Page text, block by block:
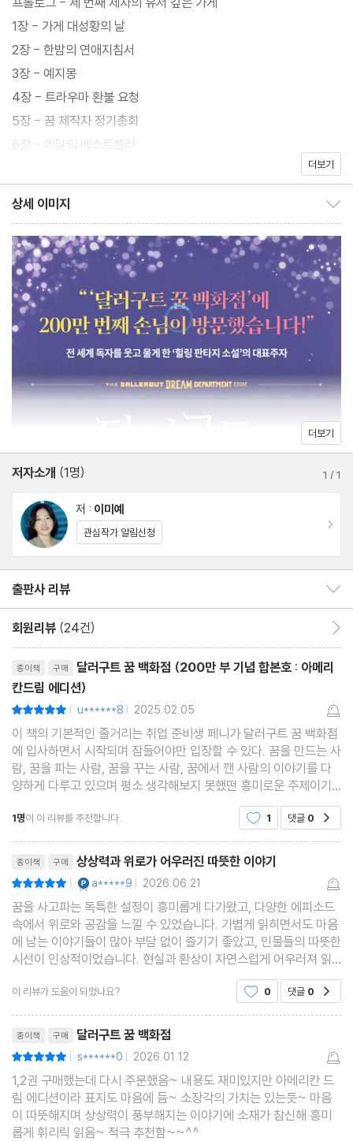
“‘달러구트 꿈 백화점’에 200만 번째 손님이 방문했습니다!”
전 세계 독자를 웃고 울게 한 ‘힐링 판타지 소설’의 대표주자
《달러구트 꿈 백화점》만의 특별한 크리스마스 선물
초대형 베스트셀러 《달러구트 꿈 백화점》이 전 세계 누적 판매 부수
200만부 돌파를 기념해 ‘아메리칸드림 에디션’ 특별 합본호를 출간
했다. 소설 속 꿈 백화점을 그대로 옮겨놓은 듯 섬세하고 아름다운
일러스트로 새롭게 태어난 이번 특별판은 크리스마스 선물 상자처
럼 책 표지를 비롯하여 책머리, 책배, 책꼬리까지 전체 면이 아름답
오른 영어판 《The Dallergut Dream Department Store》의 표
지와 릿조이(LitJoy) 특별판의 일러스트를 활용한 것으로, ‘아메리
칸드림 에디션’은 이런 중의적인 표현을 담아낸 이름이다. 여기에 더
해 이미예 작가가 독자들을 향한 감사의 마음을 담아 쓴 친필 편지도
수록되었다.
《달러구트 꿈 백화점》은 국내 독자들의 큰 사랑을 받은 데 그치지
않고 영국, 미국, 이탈리아, 스페인, 일본, 중국, 브라질 등 세계 곳곳
22개국에서 번역 출판되어 다양한 독자들과 만나고 있다. 미국에서
는 출간 즉시 소설 분야 ‘이달의 책’, ‘내셔널 베스트셀러’ 등에 오르
‘포일스’에서 올해의 책을 석권했다. 꿈이라는 흥미로운 소재를 따뜻
하고 재미있게 풀어낸 이야기가 언어와 국경의 장벽을 허물고 오롯
지치고 힘든 일상에 포근한 이불처럼 따뜻한 위로를 만나고 싶다면,
사랑하는 사람에게 제대로 된 힐링을 선사하고 싶다면, 최단기 100
등 대한민국 출판계에 ‘힐링 판타지 신드롬’을 일으키며 여전히 뜨거
운 인기를 이어가고 있는 《달러구트 꿈 백화점》를 특별 한정판으로
만날 수 있는 기회를 놓치지 말자.
1장 - 가게 대성황의 날
2장 - 한밤의 연애지침서
3장 - 예지몽
4장 - 트라우마 환불 요청
5장 - 꿈 제작자 정기총회
6장 - 이달의 베스트셀러
9장 - 익명의 손님께서 당신에게 보낸 꿈
에필로그 1 - 비고 마이어스의 면접
에필로그 2 - 스피도의 완벽한 하루
10장 - 페니의 첫 번째 연봉협상
11장 - 민원관리국
12장 - 와와 슬립랜드와 꿈 일기를 쓰는 남자
13장 - 오트라만이 만들 수 있는 꿈
14장 - 테스트 센터의 촉각 코너
15장 - 비수기의 산타클로스
17장 - 녹틸루카 세탁소
18장 - 초대형 파자마 파티
에필로그 3 - 올해의 꿈 시상식
에필로그 4 - 막심과 드림캐처
더보기
상세 이미지
더보기
저자소개 (1명) 1 /1
저 : 이미예
관심작가 알림신청
출판사 리뷰
회원리뷰 (24건)
종이책 구매
달러구트 꿈 백화점 (200만 부 기념 합본호 : 아메리
칸드림 에디션)
| u******8 | 2025.02.05
이 책의 기본적인 줄거리는 취업 준비생 페니가 달러구트 꿈 백화점
에 입사하면서 시작되며 잠들어야만 입장할 수 있다. 꿈을 만드는 사
람, 꿈을 파는 사람, 꿈을 꾸는 사람, 꿈에서 깬 사람의 이야기를 다
양하게 다루고 있으며 평소 생각해보지 못했떤 흥미로운 주제이기
1명이 이 리뷰를 추천합니다. 1 댓글 0
종이책 구매 상상력과 위로가 어우러진 따뜻한 이야기
| a*****9 | 2026.06.21
꿈을 사고파는 독특한 설정이 흥미롭게 다가왔고, 다양한 에피소드
속에서 위로와 공감을 느낄 수 있었습니다. 가볍게 읽히면서도 마음
에 남는 이야기들이 많아 부담 없이 즐기기 좋았고, 인물들의 따뜻한
시선이 인상적이었습니다. 현실과 환상이 자연스럽게 어우러져 읽
는 내내 편안한 기분이 들었고, 소장용으로도 만족스러운 구성의 에
디션이었습니다.
이 리뷰가 도움이 되었나요? 0 댓글 0
종이책 구매 달러구트 꿈 백화점
| s******0 | 2026.01.12
1,2권 구매했는데 다시 주문했음~ 내용도 재미있지만 아메리칸 드
림 에디션이라 표지도 마음에 듬~ 소장각의 가치는 있는듯~ 마음
이 따뜻해지며 상상력이 풍부해지는 이야기에 소재가 참신해 흥미
롭게 휘리릭 읽음~ 적극 추천함~~^^